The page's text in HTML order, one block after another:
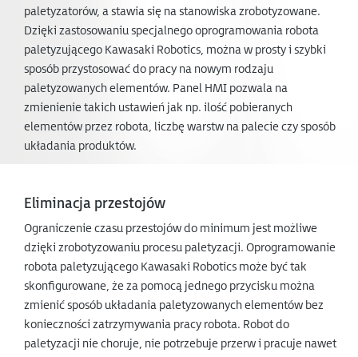
paletyzatorów, a stawia się na stanowiska zrobotyzowane.
Dzięki zastosowaniu specjalnego oprogramowania robota
paletyzującego Kawasaki Robotics, można w prosty i szybki
sposób przystosować do pracy na nowym rodzaju
paletyzowanych elementów. Panel HMI pozwala na
zmienienie takich ustawień jak np. ilość pobieranych
elementów przez robota, liczbę warstw na palecie czy sposób
układania produktów.
Eliminacja przestojów
Ograniczenie czasu przestojów do minimum jest możliwe
dzięki zrobotyzowaniu procesu paletyzacji. Oprogramowanie
robota paletyzującego Kawasaki Robotics może być tak
skonfigurowane, że za pomocą jednego przycisku można
zmienić sposób układania paletyzowanych elementów bez
konieczności zatrzymywania pracy robota. Robot do
paletyzacji nie choruje, nie potrzebuje przerw i pracuje nawet